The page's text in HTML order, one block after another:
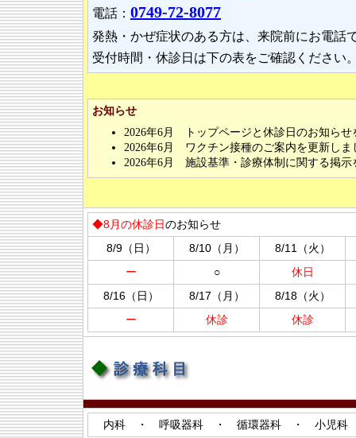
電話： 0749-72-8077
発熱・かぜ症状のある方は、来院前にお電話
受付時間・休診日は下の表をご確認ください
お知らせ
2026年6月 トップページと休診日のお知らせ
2026年6月 ワクチン接種のご案内を更新しま
2026年6月 施設基準・診療体制に関する掲示
◆8月の休診日のお知らせ
8/9（日）
8/10（月）
8/11（火）
ー
○
休日
8/16（日）
8/17（月）
8/18（火）
ー
休診 休診
内科 ・ 呼吸器科 ・ 循環器科 ・ 小児